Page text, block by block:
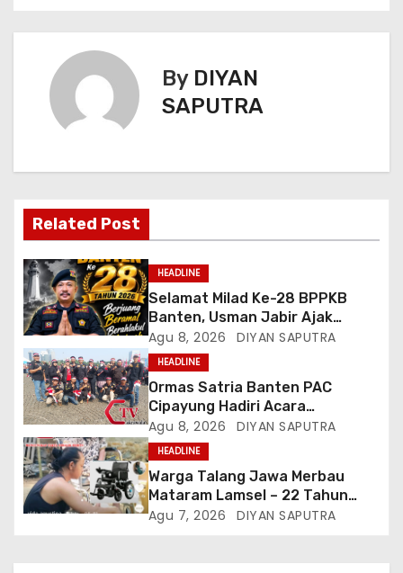
By DIYAN
SAPUTRA
Related Post
HEADLINE
Selamat Milad Ke-28 BPPKB
Banten, Usman Jabir Ajak
Perkuat Solidaritas Dan
Kebersamaan
Agu 8, 2026 DIYAN SAPUTRA
HEADLINE
Ormas Satria Banten PAC
Cipayung Hadiri Acara
Menjelang HUT Ke-81
Kemerdekaan RI Di Silang Monas
Agu 8, 2026 DIYAN SAPUTRA
HEADLINE
Warga Talang Jawa Merbau
Mataram Lamsel – 22 Tahun
Lumpuh Vina Agustina Viral Di
Agu 7, 2026 DIYAN SAPUTRA